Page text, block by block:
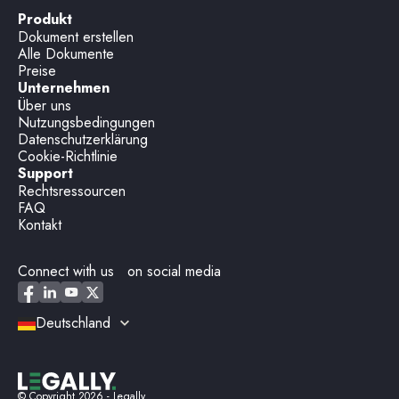
Produkt
Dokument erstellen
Alle Dokumente
Preise
Unternehmen
Über uns
Nutzungsbedingungen
Datenschutzerklärung
Cookie-Richtlinie
Support
Rechtsressourcen
FAQ
Kontakt
Connect with us on social media
Deutschland